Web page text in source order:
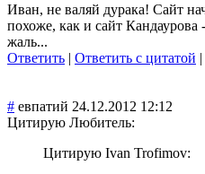
Иван, не валяй дурака! Сайт
похоже, как и сайт Кандаурова
жаль...
Ответить | Ответить с цитатой |
# евпатий 24.12.2012 12:12
Цитирую Любитель:
Цитирую Ivan Trofimov: